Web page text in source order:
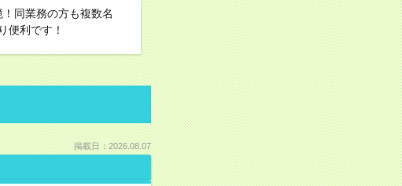
同業務の方も複数名
便利です！
掲載日：2026.08.07